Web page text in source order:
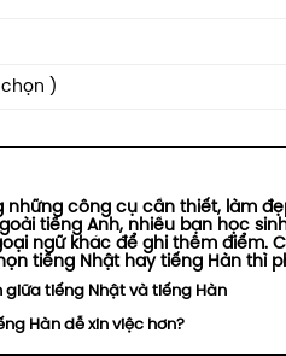
chọn )
những công cụ cần thiết, làm
tiếng Anh, nhiều bạn học
ngữ khác để ghi thêm điểm.
tiếng Nhật hay tiếng Hàn thì
giữa tiếng Nhật và tiếng Hàn
Hàn dễ xin việc hơn?